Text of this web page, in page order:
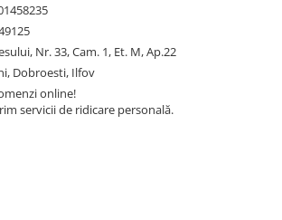
Nr. 33, Cam. 1, Et. M, Ap.22
Dobroesti, Ilfov
online!
servicii de ridicare personală.